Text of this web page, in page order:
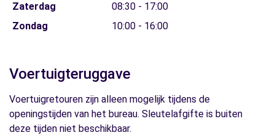
Zaterdag
08:30 - 17:00
Zondag
10:00 - 16:00
Voertuigteruggave
Voertuigretouren zijn alleen mogelijk tijdens de
openingstijden van het bureau. Sleutelafgifte is buiten
deze tijden niet beschikbaar.